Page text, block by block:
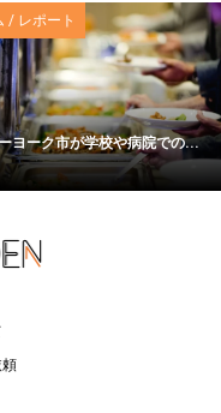
/ レポート
ヨーク市が学校や病院での...